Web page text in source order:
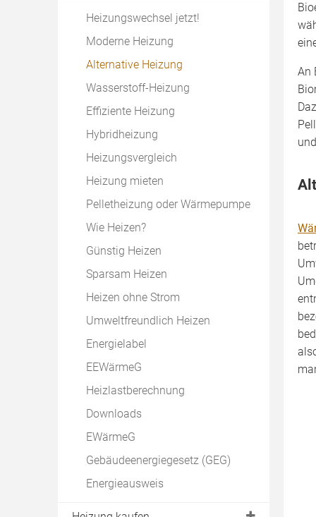
Heizungswechsel jetzt!
Moderne Heizung
Alternative Heizung
Wasserstoff-Heizung
Effiziente Heizung
Hybridheizung
Heizungsvergleich
Heizung mieten
Pelletheizung oder Wärmepumpe
Wie Heizen?
Günstig Heizen
Sparsam Heizen
Heizen ohne Strom
Umweltfreundlich Heizen
Energielabel
EEWärmeG
Heizlastberechnung
Downloads
EWärmeG
Gebäudeenergiegesetz (GEG)
Energieausweis
An